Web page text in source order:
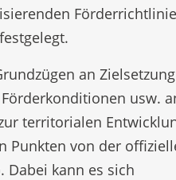
an
usw.
territorialen
Punkten von der
Dabei kann es sich